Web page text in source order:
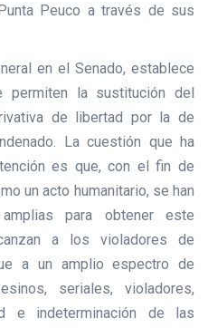
Peuco a través de sus
en el Senado, establece
la sustitución del
de libertad por la de
La cuestión que ha
es que, con el fin de
un acto humanitario, se han
para obtener este
a los violadores de
a un amplio espectro de
seriales, violadores,
e indeterminación de las